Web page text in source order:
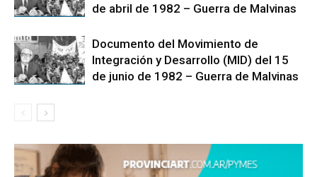
de abril de 1982 – Guerra de Malvinas
Documento del Movimiento de
Integración y Desarrollo (MID) del 15
de junio de 1982 – Guerra de Malvinas